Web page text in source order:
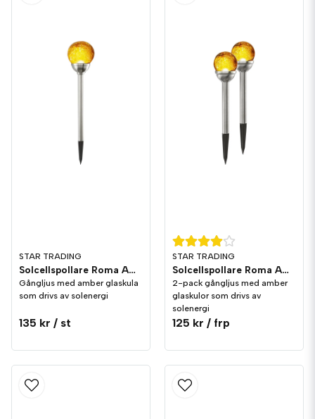
STAR TRADING
Solcellspollare Roma Amber
Gångljus med amber glaskula
som drivs av solenergi
135 kr / st
STAR TRADING
Solcellspollare Roma Amber 2-p
2-pack gångljus med amber
glaskulor som drivs av
solenergi
125 kr / frp